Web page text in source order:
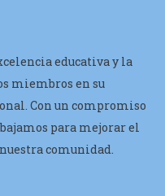
educativa y la
miembros en su
Con un compromiso
para mejorar el
comunidad.